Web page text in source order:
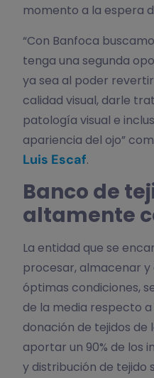
momento a la espera
“Con Banfoca
tenga una segunda
ya sea al poder
calidad visual, darle
patología visual e
apariencia del ojo”
Luis Escaf.
Banco de
altamente
La entidad que se
procesar, almacenar y
óptimas condiciones,
de la media respecto
donación de tejidos de
aportar un 90% de los
y distribución de tejido